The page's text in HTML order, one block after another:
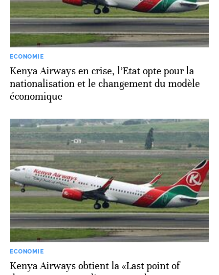
ECONOMIE
Kenya Airways en crise, l’Etat opte pour la
nationalisation et le changement du modèle
économique
ECONOMIE
Kenya Airways obtient la «Last point of